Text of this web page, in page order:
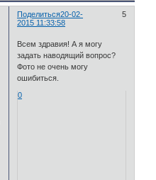
Поделиться 5
20-02-
2015 11:33:58
Всем здравия! А я могу
задать наводящий вопрос?
Фото не очень могу
ошибиться.
0